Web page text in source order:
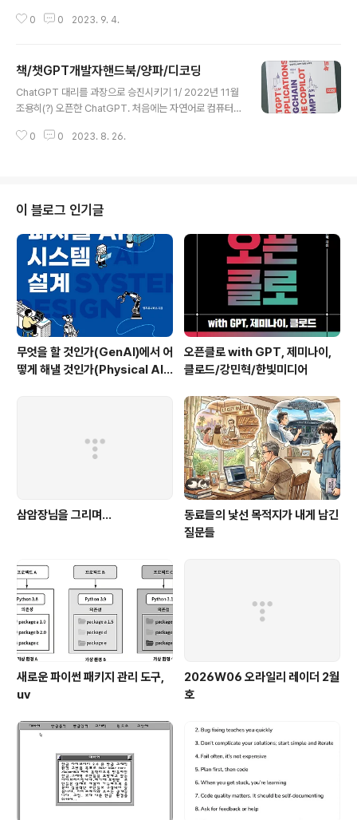
서였다. 하지만 이번에 읽은 골든래빗의 잡학툰시리즈 첫
캐릭터(용사,기사, 슬라임, 고블린,마법사,엘프, 리자드맨,
팔라딘, 좀비, 드루이드, 바드, 광전사, 구울), 아이템(마나,
포션, 코볼트, 현자의 돌, 룬문자, 보물상자, 던전...), 그리고
을 만화로 풀어내고 있다. 3/ 게임에 사용되는 비유와 은유,
0 0 2023. 9. 4.
책/챗GPT개발자핸드북/양파/디코딩
ChatGPT 대리를 과장으로 승진시키기 1/ 2022년 11월
조용히(?) 오픈한 ChatGPT. 처음에는 자연어로 컴퓨터와
다. 이것저것 자료 조사도 시켜보고, 코드 작성도 시켜보고,
다. 그 뒤 서점에서 출간된 ChatGPT 서적과 ChatGPT
활용 서적(직장인 활용법 서적)들을 읽어 보았는데, 나름
도움이 되었지만, 활용예들이 일반적이었다. 2/ 지난 4월
우연히 페북 친구의 친구 네트워크를 통해 MS에 근무하시
는 양파님이 ChatGPT를 이용한 영어공부 방법에 대한
글..
0 0 2023. 8. 26.
이 블로그 인기글
무엇을 할 것인가(GenAI)에서 어
떻게 해낼 것인가(Physical AI)
오픈클로 with GPT, 제미나이,
클로드/강민혁/한빛미디어
삼암장님을 그리며...
동료들의 낯선 목적지가 내게 남긴
질문들
새로운 파이썬 패키지 관리 도구,
uv
2026W06 오라일리 레이더 2월
호